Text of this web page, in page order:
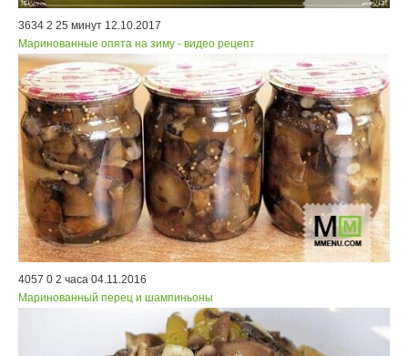
3634 2 25 минут 12.10.2017
Маринованные опята на зиму - видео рецепт
4057 0 2 часа 04.11.2016
Маринованный перец и шампиньоны